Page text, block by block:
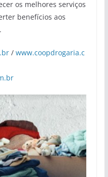
os melhores serviços
benefícios aos
/ www.coopdrogaria.c